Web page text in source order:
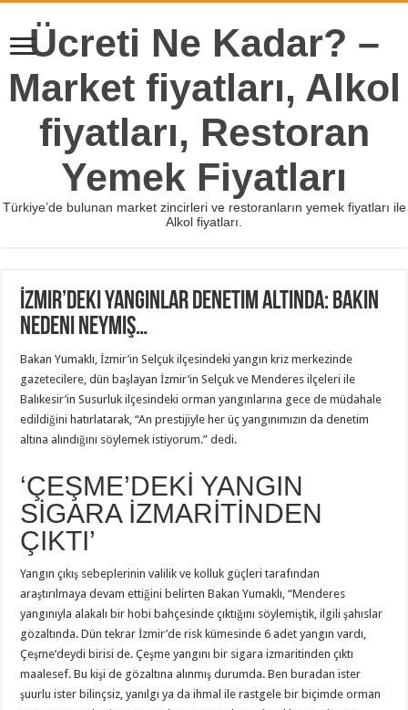
Ücreti Ne Kadar? –
Market fiyatları, Alkol
fiyatları, Restoran
Yemek Fiyatları
Türkiye’de bulunan market zincirleri ve restoranların yemek fiyatları ile
Alkol fiyatları.
İzmir’deki yangınlar denetim altında: Bakın
nedeni neymiş…
Bakan Yumaklı, İzmir’in Selçuk ilçesindeki yangın kriz merkezinde
gazetecilere, dün başlayan İzmir’in Selçuk ve Menderes ilçeleri ile
Balıkesir’in Susurluk ilçesindeki orman yangınlarına gece de müdahale
edildiğini hatırlatarak, “An prestijiyle her üç yangınımızın da denetim
altına alındığını söylemek istiyorum.” dedi.
‘ÇEŞME’DEKİ YANGIN
SİGARA İZMARİTİNDEN
ÇIKTI’
Yangın çıkış sebeplerinin valilik ve kolluk güçleri tarafından
araştırılmaya devam ettiğini belirten Bakan Yumaklı, “Menderes
yangınıyla alakalı bir hobi bahçesinde çıktığını söylemiştik, ilgili şahıslar
gözaltında. Dün tekrar İzmir’de risk kümesinde 6 adet yangın vardı,
Çeşme’deydi birisi de. Çeşme yangını bir sigara izmaritinden çıktı
maalesef. Bu kişi de gözaltına alınmış durumda. Ben buradan ister
şuurlu ister bilinçsiz, yanılgı ya da ihmal ile rastgele bir biçimde orman